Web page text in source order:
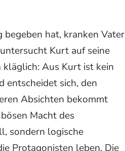
begeben hat, kranken Vater
Kurt auf seine
kläglich: Aus Kurt ist kein
entscheidet sich, den
Absichten bekommt
Macht des
sondern logische
Protagonisten leben. Die